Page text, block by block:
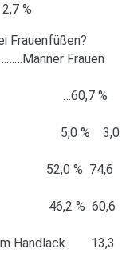
%
Frauenfüßen?
Frauen
…60,7 %
% 3,0
74,6
% 60,6
Handlack 13,3